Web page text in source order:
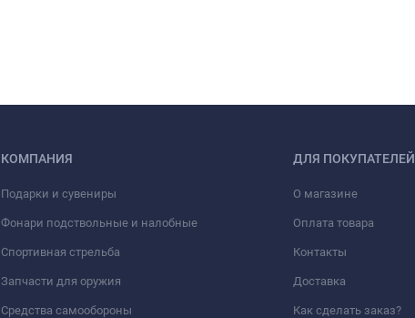
КОМПАНИЯ
Подарки и сувениры
Фонари подствольные и налобные
Спортивная стрельба
Запчасти для оружия
Средства самообороны
ДЛЯ ПОКУПАТЕЛЕЙ
О магазине
Оплата товара
Контакты
Доставка
Как сделать заказ?